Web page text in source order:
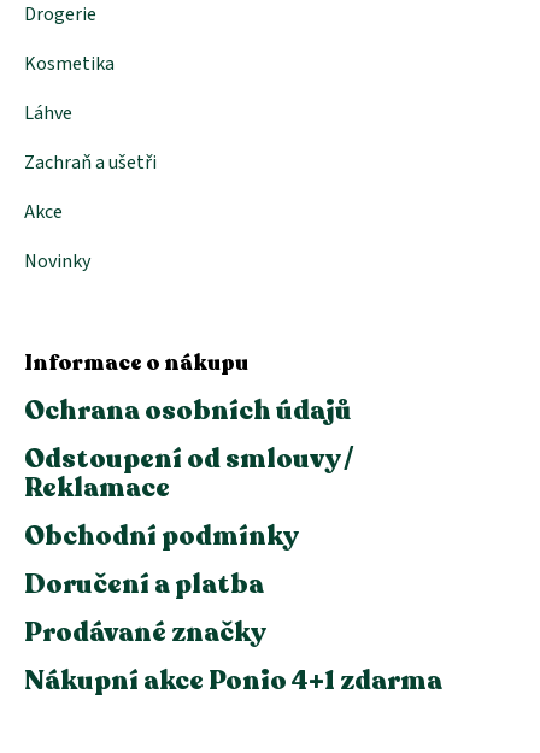
Drogerie
Kosmetika
Láhve
Zachraň a ušetři
Akce
Novinky
Informace o nákupu
Ochrana osobních údajů
Odstoupení od smlouvy /
Reklamace
Obchodní podmínky
Doručení a platba
Prodávané značky
Nákupní akce Ponio 4+1 zdarma